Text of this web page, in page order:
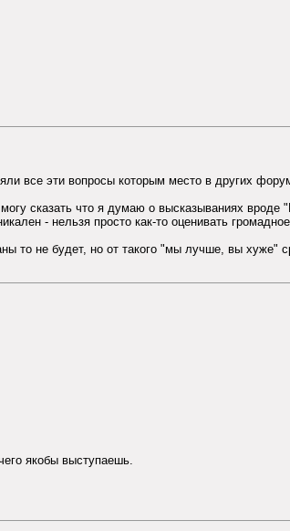
все эти вопросы которым место в других
сказать что я думаю о высказываниях
- нельзя просто как-то оценивать
то не будет, но от такого "мы лучше, вы хуже"
якобы выступаешь.